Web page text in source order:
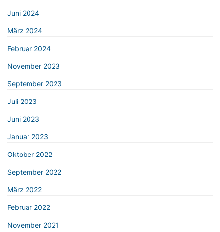
Juni 2024
März 2024
Februar 2024
November 2023
September 2023
Juli 2023
Juni 2023
Januar 2023
Oktober 2022
September 2022
März 2022
Februar 2022
November 2021